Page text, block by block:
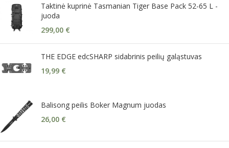
Taktinė kuprinė Tasmanian Tiger Base Pack 52-65 L -
juoda
299,00 €
THE EDGE edcSHARP sidabrinis peilių galąstuvas
19,99 €
Balisong peilis Boker Magnum juodas
26,00 €